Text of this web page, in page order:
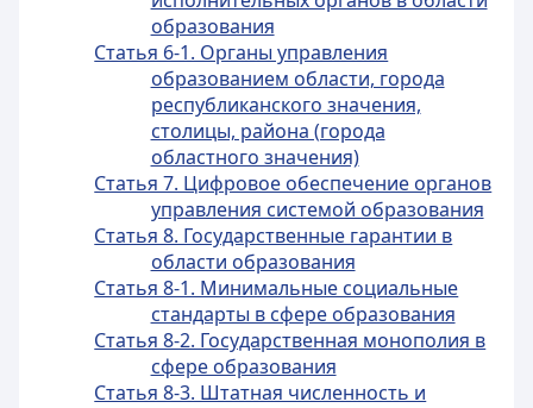
образования
Статья 6-1. Органы управления
образованием области, города
республиканского значения,
столицы, района (города
областного значения)
Статья 7. Цифровое обеспечение органов
управления системой образования
Статья 8. Государственные гарантии в
области образования
Статья 8-1. Минимальные социальные
стандарты в сфере образования
Статья 8-2. Государственная монополия в
сфере образования
Статья 8-3. Штатная численность и